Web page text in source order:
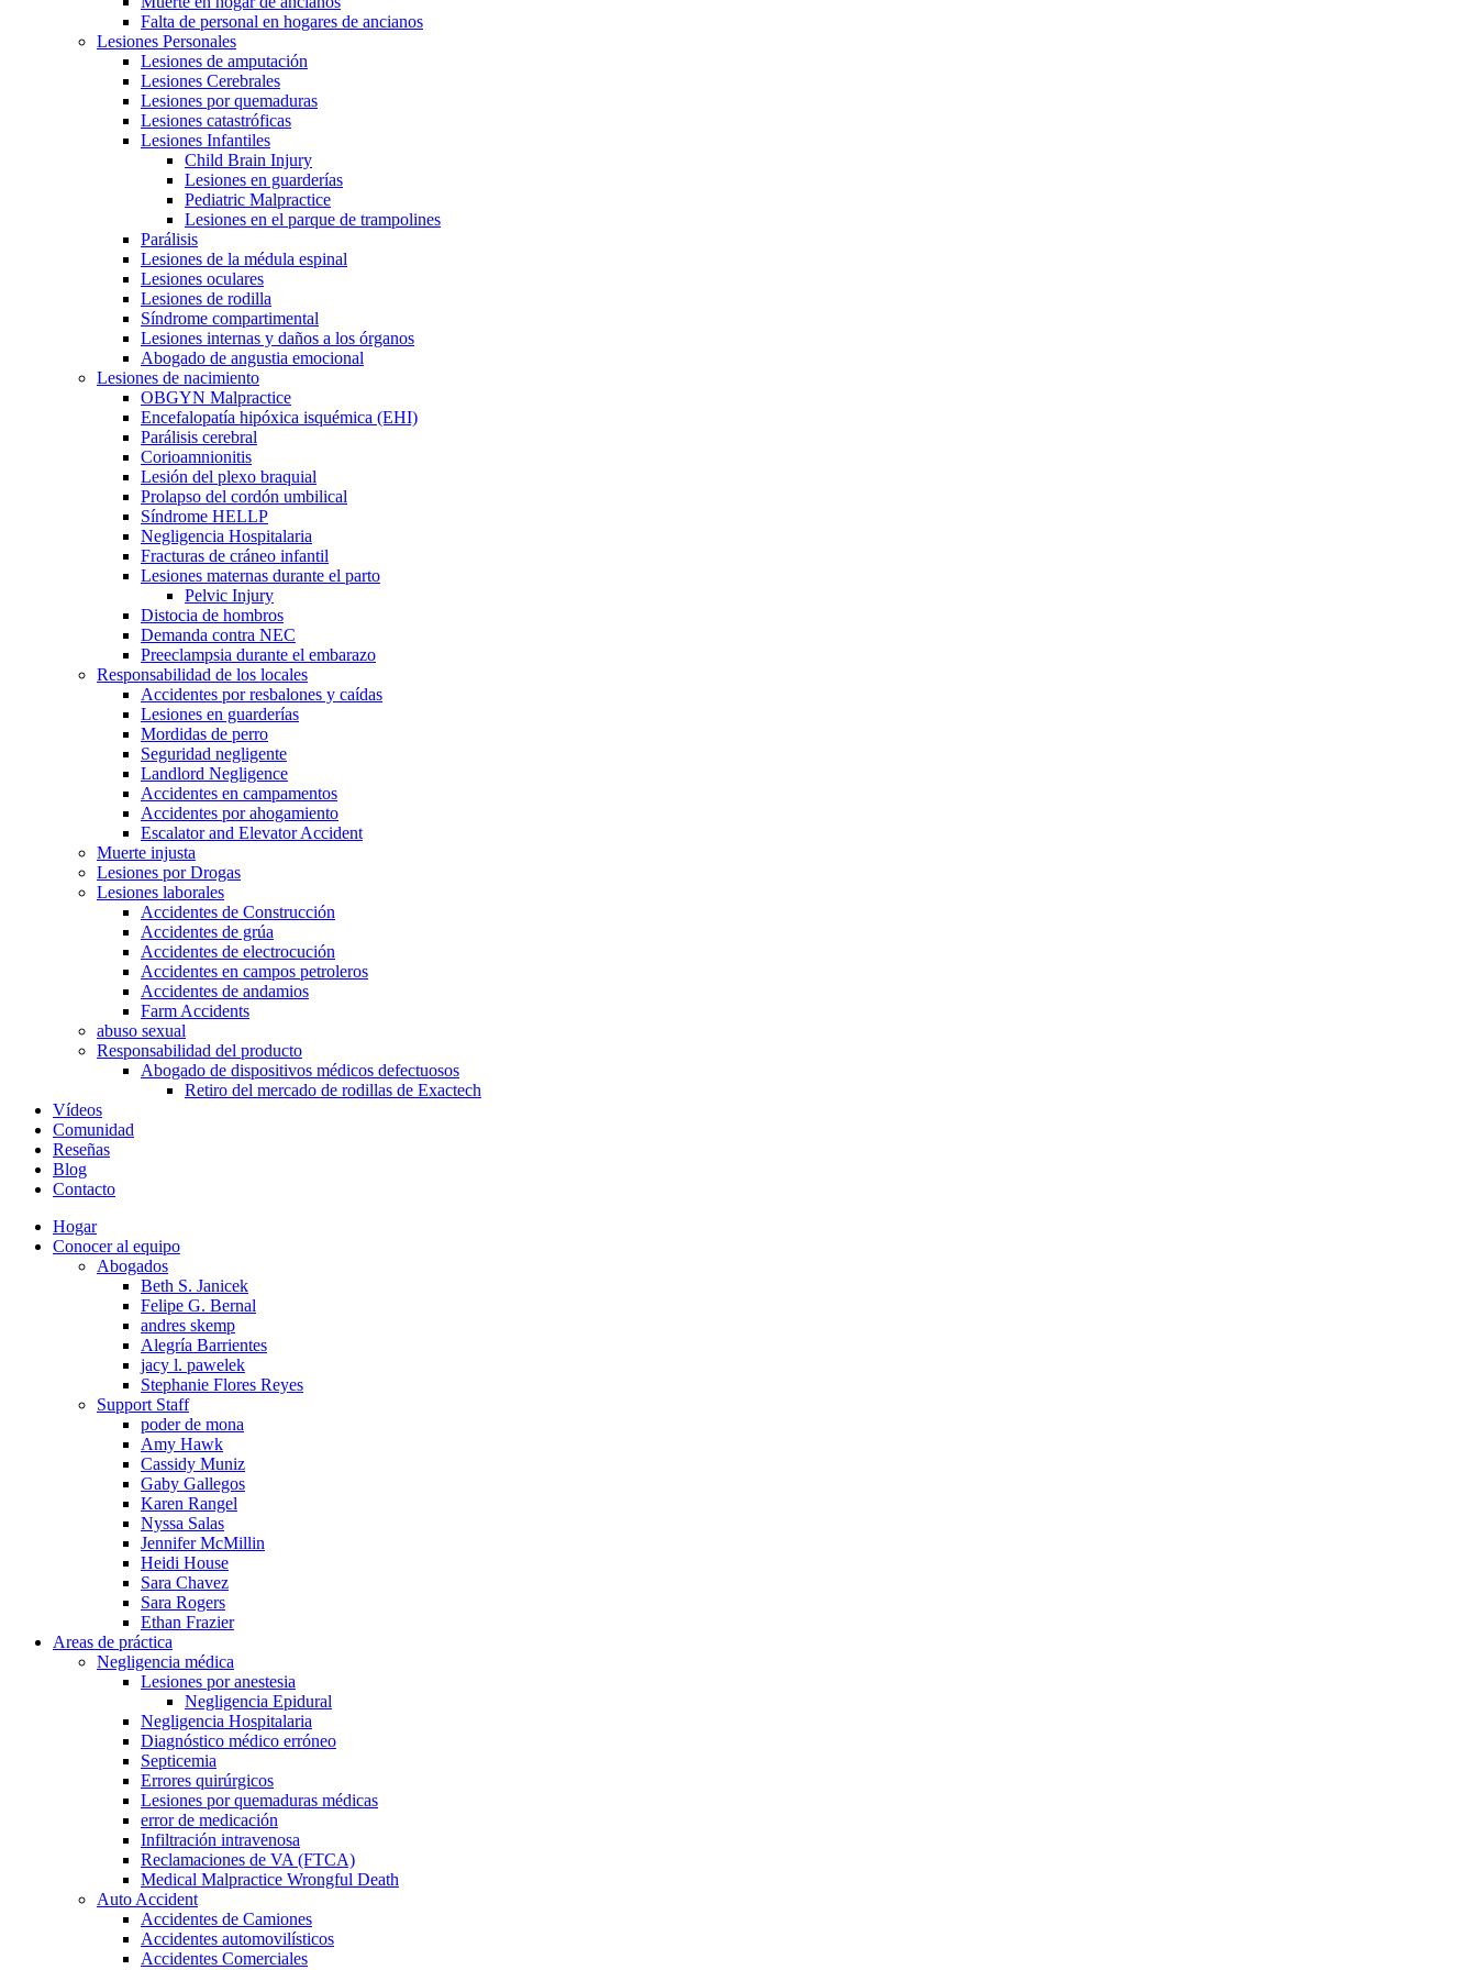
Falta de personal en hogares de ancianos
Lesiones Personales
Lesiones de amputación
Lesiones Cerebrales
Lesiones por quemaduras
Lesiones catastróficas
Lesiones Infantiles
Child Brain Injury
Lesiones en guarderías
Pediatric Malpractice
Lesiones en el parque de trampolines
Parálisis
Lesiones de la médula espinal
Lesiones oculares
Lesiones de rodilla
Síndrome compartimental
Lesiones internas y daños a los órganos
Abogado de angustia emocional
Lesiones de nacimiento
OBGYN Malpractice
Encefalopatía hipóxica isquémica (EHI)
Parálisis cerebral
Corioamnionitis
Lesión del plexo braquial
Prolapso del cordón umbilical
Síndrome HELLP
Negligencia Hospitalaria
Fracturas de cráneo infantil
Lesiones maternas durante el parto
Pelvic Injury
Distocia de hombros
Demanda contra NEC
Preeclampsia durante el embarazo
Responsabilidad de los locales
Accidentes por resbalones y caídas
Lesiones en guarderías
Mordidas de perro
Seguridad negligente
Landlord Negligence
Accidentes en campamentos
Accidentes por ahogamiento
Escalator and Elevator Accident
Muerte injusta
Lesiones por Drogas
Lesiones laborales
Accidentes de Construcción
Accidentes de grúa
Accidentes de electrocución
Accidentes en campos petroleros
Accidentes de andamios
Farm Accidents
abuso sexual
Responsabilidad del producto
Abogado de dispositivos médicos defectuosos
Retiro del mercado de rodillas de Exactech
Vídeos
Comunidad
Reseñas
Blog
Contacto
Hogar
Conocer al equipo
Abogados
Beth S. Janicek
Felipe G. Bernal
andres skemp
Alegría Barrientes
jacy l. pawelek
Stephanie Flores Reyes
Support Staff
poder de mona
Amy Hawk
Cassidy Muniz
Gaby Gallegos
Karen Rangel
Nyssa Salas
Jennifer McMillin
Heidi House
Sara Chavez
Sara Rogers
Ethan Frazier
Areas de práctica
Negligencia médica
Lesiones por anestesia
Negligencia Epidural
Negligencia Hospitalaria
Diagnóstico médico erróneo
Septicemia
Errores quirúrgicos
Lesiones por quemaduras médicas
error de medicación
Infiltración intravenosa
Reclamaciones de VA (FTCA)
Medical Malpractice Wrongful Death
Auto Accident
Accidentes de Camiones
Accidentes automovilísticos
Accidentes Comerciales